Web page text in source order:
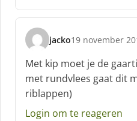
e
f
:
jacko
s
c
h
r
e
e
19 november
Met kip moet je de
met rundvlees gaat dit
riblappen)
Login om te reageren